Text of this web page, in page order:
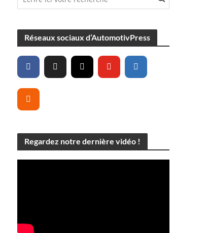
Réseaux sociaux d’AutomotivPress
Regardez notre dernière vidéo !